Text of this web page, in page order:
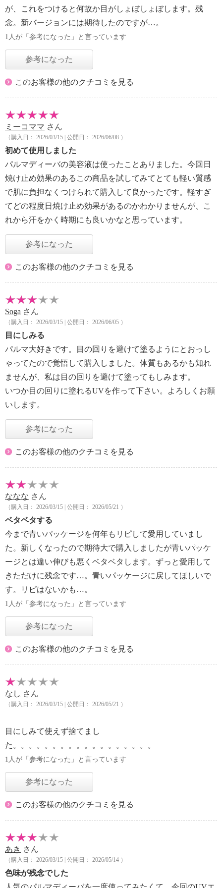
が、これをつけると何故か目がしょぼしょぼします。残
念。新バージョンには期待したのですが…。
1人が「参考になった」と言っています
参考になった
このお客様の他のクチコミを見る
ミーコママ さん
（購入日： 2026/03/15 | 公開日： 2026/06/08 ）
初めて使用しました
パルマディーバの美容液は使ったことありました。今回日
焼け止め効果のあるこの商品を試してみてとても軽い質感
で肌に負担なくつけられて購入して良かったです。軽すぎ
てどの程度日焼け止め効果があるのかわかりませんが、こ
れから汗をかく時期にも良いかなと思っています。
参考になった
このお客様の他のクチコミを見る
Soga さん
（購入日： 2026/03/15 | 公開日： 2026/06/05 ）
目にしみる
パルマ大好きです。目の回りを避けて塗るようにとおっし
ゃってたので覚悟して購入しました。体質もあるかも知れ
ませんが、私は目の回りを避けて塗ってもしみます。
いつか目の回りに塗れるUVを作って下さい。よろしくお願
いします。
参考になった
このお客様の他のクチコミを見る
ななな さん
（購入日： 2026/03/15 | 公開日： 2026/05/21 ）
ベタベタする
今まで青いパッケージを何年もリピして愛用していまし
た。新しくなったので期待大で購入しましたが青いパッケ
ージとは違い伸びも悪くベタベタします。ずっと愛用して
きただけに残念です…。青いパッケージに戻してほしいで
す。リピはないかも…。
1人が「参考になった」と言っています
参考になった
このお客様の他のクチコミを見る
なし さん
（購入日： 2026/03/15 | 公開日： 2026/05/21 ）
目にしみて使えず捨てまし
た。。。。。。。。。。。。。。。。。。
1人が「参考になった」と言っています
参考になった
このお客様の他のクチコミを見る
あき さん
（購入日： 2026/03/15 | 公開日： 2026/05/14 ）
色味が残念でした